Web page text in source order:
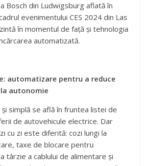
Bosch din Ludwigsburg aflată în
evenimentului CES 2024 din Las
în momentul de față și tehnologia
automatizată.
automatizare pentru a reduce
autonomie
simplă se află în fruntea listei de
de autovehicule electrice. Dar
cu zi este diferită: cozi lungi la
taxe de blocare pentru
târzie a cablului de alimentare și